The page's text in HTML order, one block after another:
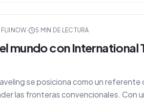
FLIINOW· 5 MIN DE LECTURA
mundo con International
se posiciona como un referente
las fronteras convencionales. Con